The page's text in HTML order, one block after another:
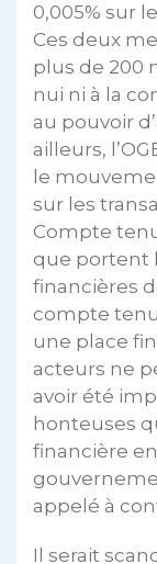
0,005% sur
Ces deux
plus de 200
nui ni à la
au pouvoir
ailleurs,
le
sur les
Compte
que portent
financières
compte
une place
acteurs ne
avoir été
honteuses
financière
appelé à
Il serait